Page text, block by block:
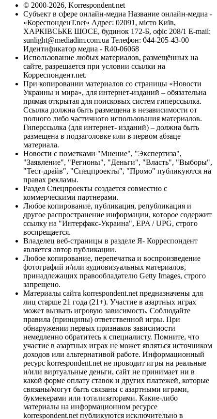
© 2000-2026, Korrespondent.net
Субъект в сфере онлайн-медиа Название онлайн-медиа -
«КореспонденТ.net» Адрес: 02091, місто Київ,
ХАРКІВСЬКЕ ШОСЕ, будинок 172-Б, офіс 208/1 E-mail:
sunlight@mediadim.com.ua Телефон: 044-205-43-00
Идентификатор медиа - R40-06068
Использование любых материалов, размещённых на
сайте, разрешается при условии ссылки на
Корреспондент.net.
При копировании материалов со страницы «Новости
Украины и мира», для интернет-изданий – обязательна
прямая открытая для поисковых систем гиперссылка.
Ссылка должна быть размещена в независимости от
полного либо частичного использования материалов.
Гиперссылка (для интернет- изданий) – должна быть
размещена в подзаголовке или в первом абзаце
материала.
Новости с пометками "Мнение", "Экспертиза",
"Заявление", "Регионы", "Деньги", "Власть", "Выборы",
"Тест-драйв", "Спецпроекты", "Промо" публикуются на
правах рекламы.
Раздел Спецпроекты создается совместно с
коммерческими партнерами.
Любое копирование, публикация, републикация и
другое распространение информации, которое содержит
ссылку на "Интерфакс-Украина", EPA / UPG, строго
воспрещается.
Владелец веб-страницы в разделе Я- Корреспондент
является автор публикации.
Любое копирование, перепечатка и воспроизведение
фотографий и/или аудиовизуальных материалов,
принадлежащих правообладателю Getty Images, строго
запрещено.
Материалы сайта korrespondent.net предназначены для
лиц старше 21 года (21+). Участие в азартных играх
может вызвать игровую зависимость. Соблюдайте
правила (принципы) ответственной игры. При
обнаружении первых признаков зависимости
немедленно обратитесь к специалисту. Помните, что
участие в азартных играх не может являться источником
доходов или альтернативой работе. Информационный
ресурс korrespondent.net не проводит игры на реальные
и/или виртуальные деньги, сайт не принимает ни в
какой форме оплату ставок и других платежей, которые
связаны/могут быть связаны с азартными играми,
букмекерами или тотализаторами. Какие-либо
материалы на информационном ресурсе
korrespondent.net публикуются исключительно в